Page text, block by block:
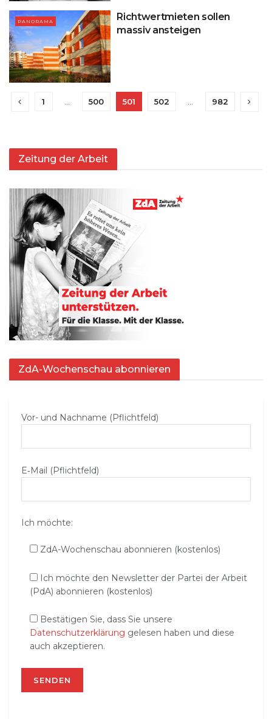
PANORAMA
Richtwertmieten sollen
massiv ansteigen
1 … 500 501 502 … 982
Zeitung der Arbeit
ZdA-Wochenschau abonnieren
Vor- und Nachname (Pflichtfeld)
E‑Mail (Pflichtfeld)
Ich möchte:
ZdA-Wochenschau abonnieren (kostenlos)
Ich möchte den Newsletter der Partei der Arbeit
(PdA) abonnieren (kostenlos)
Bestätigen Sie, dass Sie unsere
Datenschutzerklärung gelesen haben und diese
auch akzeptieren.